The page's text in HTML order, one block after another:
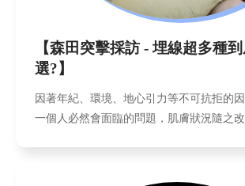
【森田突擊採訪 - 埋線超多種
選?】
因著年紀、環境、地心引力等不可抗拒的
一個人必然會面臨的問題，肌膚狀況隨之改